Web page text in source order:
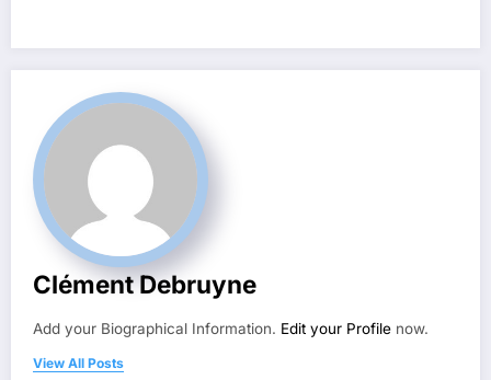
Clément Debruyne
Add your Biographical Information. Edit your Profile now.
View All Posts